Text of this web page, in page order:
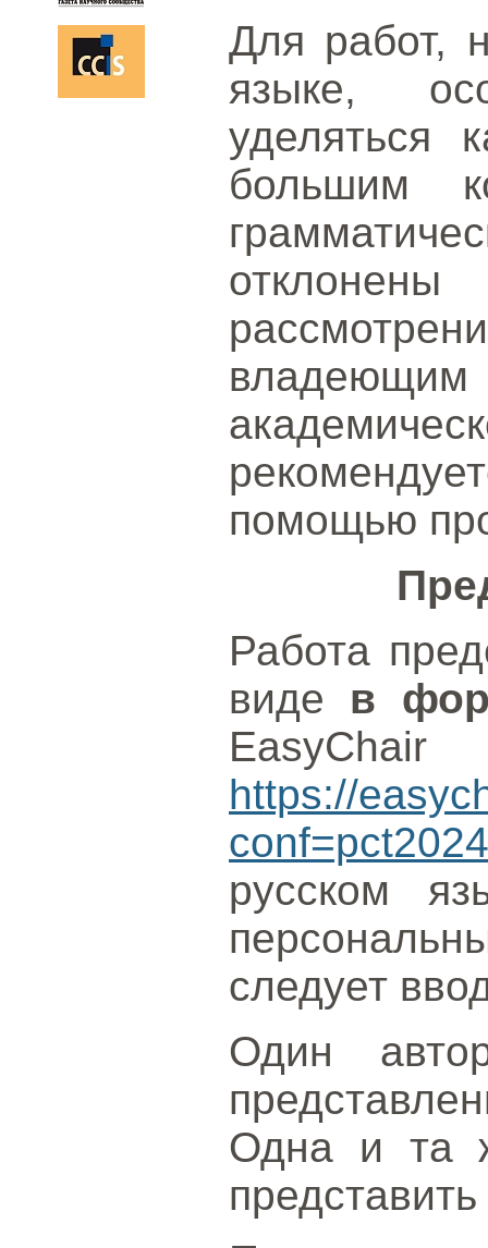
Для работ,
языке,
уделяться
большим
помощью
Работа
виде в
EasyChair
https://
conf=pct2024
русском
следует
Один
Одна и та